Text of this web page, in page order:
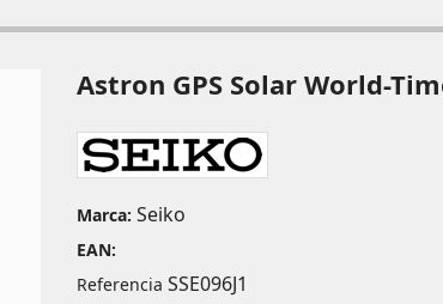
Astron GPS Solar World-
Marca: Seiko
EAN:
Referencia SSE096J1